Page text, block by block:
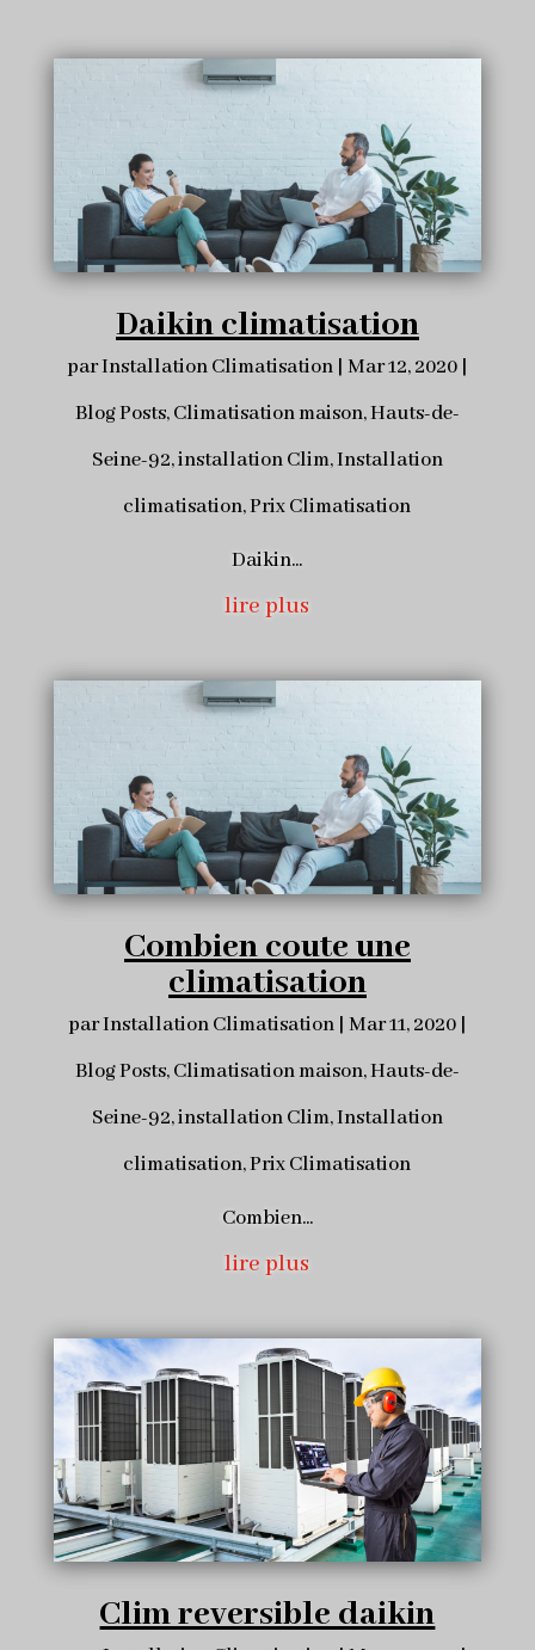
Daikin climatisation
parInstallation Climatisation| Mar 12, 2020|
Blog Posts,Climatisation maison,Hauts-de-
Seine-92,installation Clim,Installation
climatisation,Prix Climatisation
Daikin...
lire plus
Combien coute une
climatisation
parInstallation Climatisation| Mar 11, 2020|
Blog Posts,Climatisation maison,Hauts-de-
Seine-92,installation Clim,Installation
climatisation,Prix Climatisation
Combien...
lire plus
Clim reversible daikin